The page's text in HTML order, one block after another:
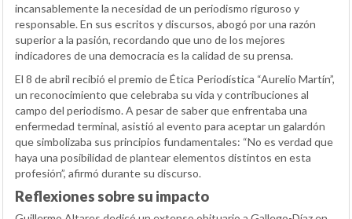
incansablemente la necesidad de un periodismo riguroso y
responsable. En sus escritos y discursos, abogó por una razón
superior a la pasión, recordando que uno de los mejores
indicadores de una democracia es la calidad de su prensa.
El 8 de abril recibió el premio de Ética Periodística “Aurelio Martín”,
un reconocimiento que celebraba su vida y contribuciones al
campo del periodismo. A pesar de saber que enfrentaba una
enfermedad terminal, asistió al evento para aceptar un galardón
que simbolizaba sus principios fundamentales: “No es verdad que
haya una posibilidad de plantear elementos distintos en esta
profesión”, afirmó durante su discurso.
Reflexiones sobre su impacto